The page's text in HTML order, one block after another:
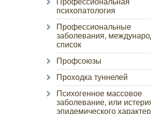
Профессиональная
психопатология
Профессиональные
заболевания,
список
Профсоюзы
Проходка туннелей
Психогенное массовое
заболевание, или
эпидемического